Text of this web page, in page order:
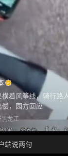
着风筝线，骑行路
偿，园方回应
黑龙江
端说两句